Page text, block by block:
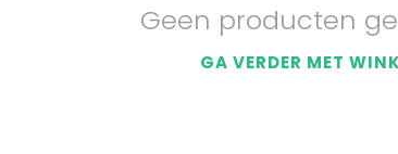
Geen producten
GA VERDER MET